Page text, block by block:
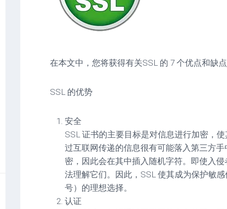
在本文中，您将获得有关SSL 的 7 个优点和缺
SSL 的优势
安全
SSL 证书的主要目标是对信息进行加密，
过互联网传递的信息很有可能落入第三方
密，因此会在其中插入随机字符。即使入
法理解它们。因此，SSL 使其成为保护敏
号）的理想选择。
认证